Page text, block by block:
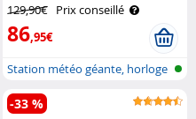
129,90€ Prix conseillé
86,95€
Station météo géante, horloge
radio..
-33 %